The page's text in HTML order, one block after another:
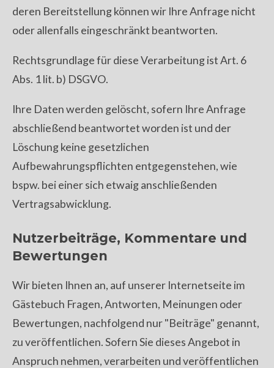
deren Bereitstellung können wir Ihre Anfrage nicht
oder allenfalls eingeschränkt beantworten.
Rechtsgrundlage für diese Verarbeitung ist Art. 6
Abs. 1 lit. b) DSGVO.
Ihre Daten werden gelöscht, sofern Ihre Anfrage
abschließend beantwortet worden ist und der
Löschung keine gesetzlichen
Aufbewahrungspflichten entgegenstehen, wie
bspw. bei einer sich etwaig anschließenden
Vertragsabwicklung.
Nutzerbeiträge, Kommentare und
Bewertungen
Wir bieten Ihnen an, auf unserer Internetseite im
Gästebuch Fragen, Antworten, Meinungen oder
Bewertungen, nachfolgend nur "Beiträge" genannt,
zu veröffentlichen. Sofern Sie dieses Angebot in
Anspruch nehmen, verarbeiten und veröffentlichen